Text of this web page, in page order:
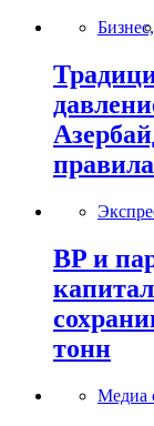
Бизнес,
BP и
тонн
Медиа